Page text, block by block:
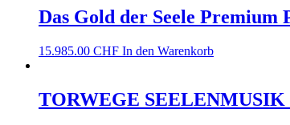
Das Gold der Seele Premium
15.985.00 CHF In den Warenkorb
TORWEGE